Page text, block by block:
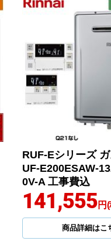
RUF-Eシリーズ
UF-E200ESAW-
0V-A 工事費込
141,555円
商品詳細はこ